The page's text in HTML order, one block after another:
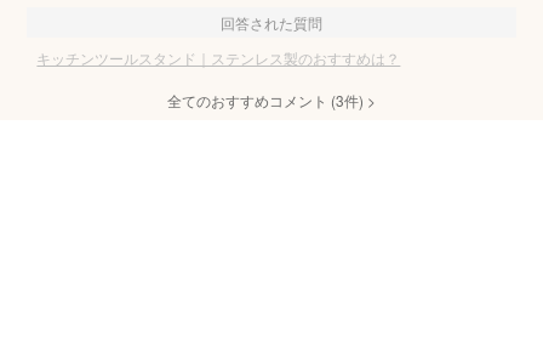
回答された質問
キッチンツールスタンド｜ステンレス製のおすすめは？
全てのおすすめコメント (3件) >